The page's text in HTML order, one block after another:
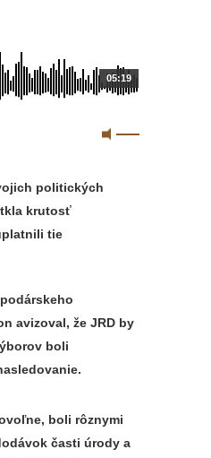
05:19
politických
krutosť
tie
avizoval, že JRD by
boli
boli rôznymi
časti úrody a